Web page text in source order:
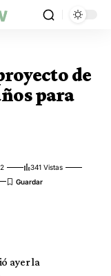
de
para
341 Vistas
ayer la